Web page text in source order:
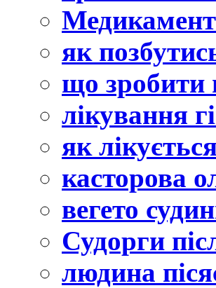
як
що зробити
лікування
як
касторова
вегето
Судорги
людина